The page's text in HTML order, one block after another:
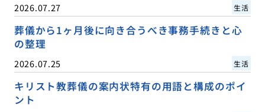
2026.07.27 生活
葬儀から1ヶ月後に向き合うべき事務手続きと心
の整理
2026.07.25 生活
キリスト教葬儀の案内状特有の用語と構成のポイ
ント